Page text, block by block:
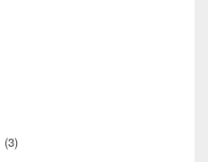
(3)